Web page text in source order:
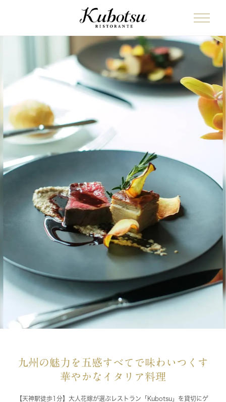
九州の魅力を五感すべてで味わいつくす
華やかなイタリア料理
【天神駅徒歩1分】大人花嫁が選ぶレストラン「Kubotsu」を貸切にゲ